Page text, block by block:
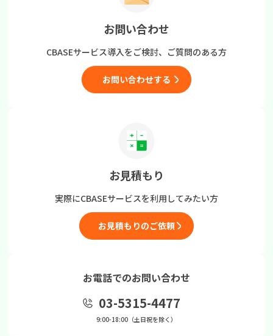
お問い合わせ
CBASEサービス導入をご検討、 ご質問のある方
お問い合わせする
お見積もり
実際にCBASEサービスを利用してみたい方
お見積もりのご依頼
お電話でのお問い合わせ
03-5315-4477
9:00-18:00（土日祝を除く）